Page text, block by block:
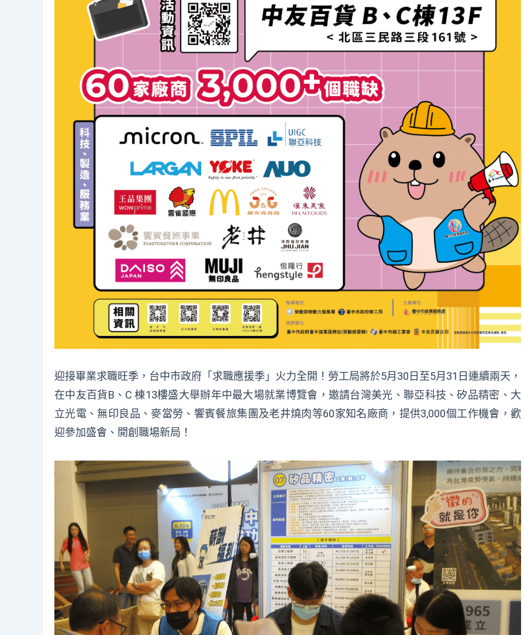
迎接畢業求職旺季，台中市政府「求職應援季」火力全開！勞工局將於5月30日至5月31日連續兩天，
在中友百貨B、C 棟13樓盛大舉辦年中最大場就業博覽會，邀請台灣美光、聯亞科技、矽品精密、大
立光電、無印良品、麥當勞、饗賓餐旅集團及老井燒肉等60家知名廠商，提供3,000個工作機會，歡
迎參加盛會、開創職場新局！